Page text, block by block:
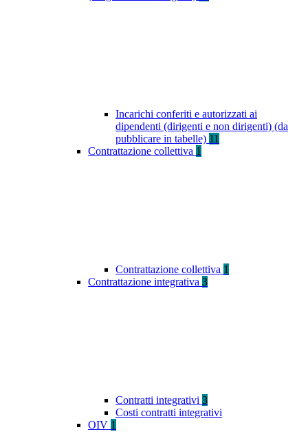
Incarichi conferiti e autorizzati ai
dipendenti (dirigenti e non dirigenti) (da
pubblicare in tabelle) 11
Contrattazione collettiva 1
Contrattazione collettiva 1
Contrattazione integrativa 3
Contratti integrativi 3
Costi contratti integrativi
OIV 1